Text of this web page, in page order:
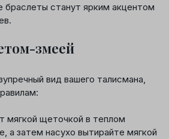
браслеты станут ярким акцентом
змеей
вид вашего талисмана,
мягкой щеточкой в теплом
а затем насухо вытирайте мягкой